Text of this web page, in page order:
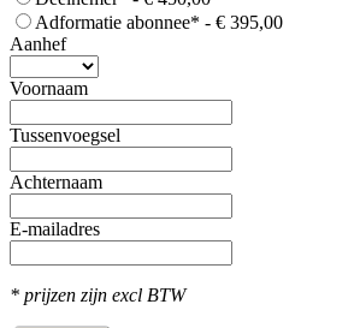
Adformatie abonnee* - € 395,00
Aanhef
Voornaam
Tussenvoegsel
Achternaam
E-mailadres
* prijzen zijn excl BTW